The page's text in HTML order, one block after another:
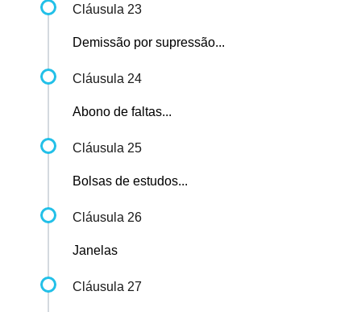
Cláusula 23
Demissão por supressão...
Cláusula 24
Abono de faltas...
Cláusula 25
Bolsas de estudos...
Cláusula 26
Janelas
Cláusula 27